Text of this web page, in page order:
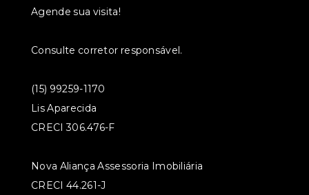
Agende sua visita!
Consulte corretor responsável.
(15) 99259-1170
Lis Aparecida
CRECI 306.476-F
Nova Aliança Assessoria Imobiliária
CRECI 44.261-J